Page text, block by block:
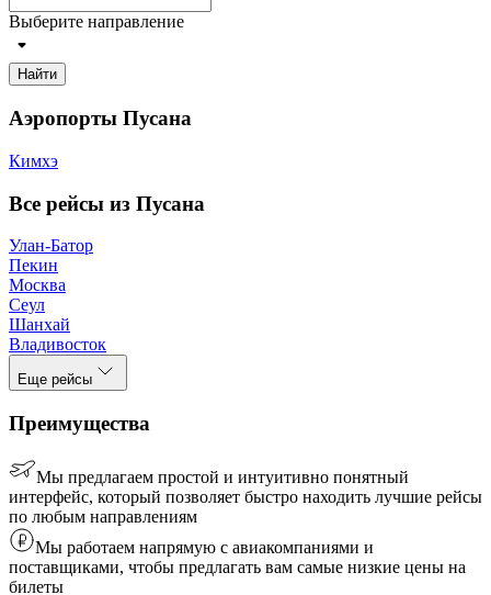
Выберите направление
Найти
Аэропорты Пусана
Кимхэ
Все рейсы из Пусана
Улан-Батор
Пекин
Москва
Сеул
Шанхай
Владивосток
Еще рейсы
Преимущества
Мы предлагаем простой и интуитивно понятный
интерфейс, который позволяет быстро находить лучшие рейсы
по любым направлениям
Мы работаем напрямую с авиакомпаниями и
поставщиками, чтобы предлагать вам самые низкие цены на
билеты